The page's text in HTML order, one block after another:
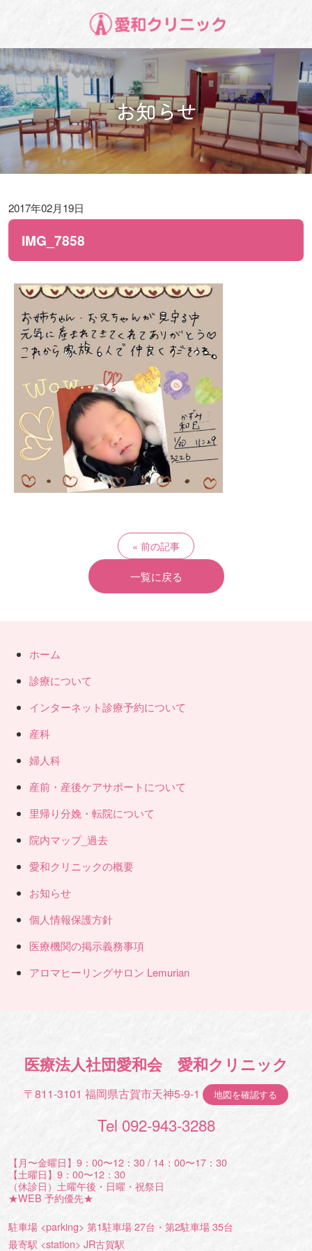
お知らせ
2017年02月19日
IMG_7858
前の記事
一覧に戻る
ホーム
診療について
インターネット診療予約について
産科
婦人科
産前・産後ケアサポートについて
里帰り分娩・転院について
院内マップ_過去
愛和クリニックの概要
お知らせ
個人情報保護方針
医療機関の掲示義務事項
アロマヒーリングサロン Lemurian
医療法人社団愛和会 愛和クリニック
〒811-3101 福岡県古賀市天神5-9-1 地図を確認する
Tel 092-943-3288
【月〜金曜日】9：00〜12：30 / 14：00〜17：30
【土曜日】9：00〜12：30
（休診日）土曜午後・日曜・祝祭日
★WEB 予約優先★
駐車場 <parking> 第1駐車場 27台・第2駐車場 35台
最寄駅 <station> JR古賀駅